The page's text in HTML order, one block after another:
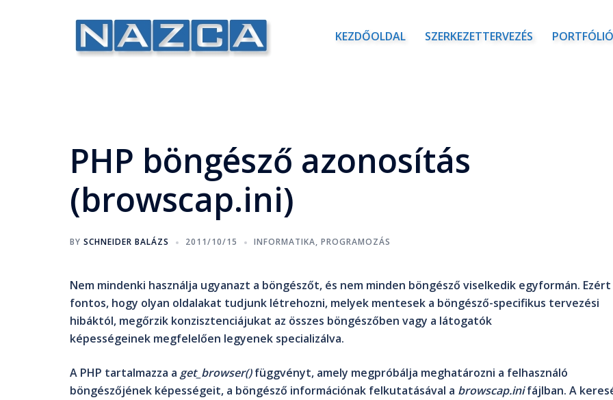
KEZDŐOLDAL SZERKEZETTERVEZÉS PORTFÓLIÓ
PHP böngésző azonosítás
(browscap.ini)
BY SCHNEIDER BALÁZS 2011/10/15 INFORMATIKA, PROGRAMOZÁS
Nem mindenki használja ugyanazt a böngészőt, és nem minden böngésző viselkedik egyformán. Ezért
fontos, hogy olyan oldalakat tudjunk létrehozni, melyek mentesek a böngésző-specifikus tervezési
hibáktól, megőrzik konzisztenciájukat az összes böngészőben vagy a látogatók
képességeinek megfelelően legyenek specializálva.
A PHP tartalmazza a get_browser()függvényt, amely megpróbálja meghatározni a felhasználó
böngészőjének képességeit, a böngésző információnak felkutatásával a browscap.inifájlban. A